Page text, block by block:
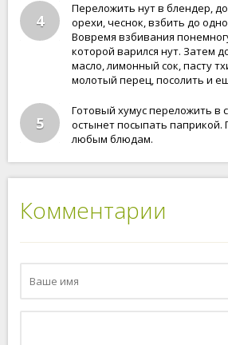
4
Переложить нут в блендер,
орехи, чеснок, взбить до
Вовремя взбивания
которой варился нут. Затем
масло, лимонный сок, пасту
молотый перец, посолить и
5
Готовый хумус переложить в
остынет посыпать паприкой.
любым блюдам.
Комментарии